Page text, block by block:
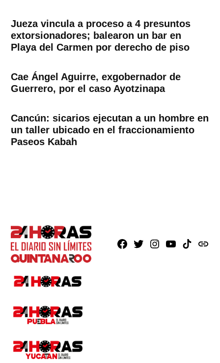
Jueza vincula a proceso a 4 presuntos
extorsionadores; balearon un bar en
Playa del Carmen por derecho de piso
Cae Ángel Aguirre, exgobernador de
Guerrero, por el caso Ayotzinapa
Cancún: sicarios ejecutan a un hombre en
un taller ubicado en el fraccionamiento
Paseos Kabah
Facebook
X Instagram
YoutubeTikTokissuu